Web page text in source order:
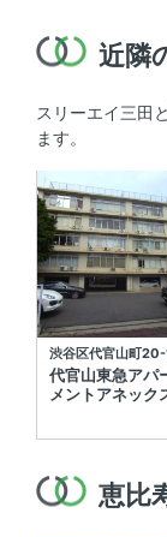
近隣
スリーエイ三田
ます。
渋谷区代官山町
代官山東急アパ
メントアネック
恵比